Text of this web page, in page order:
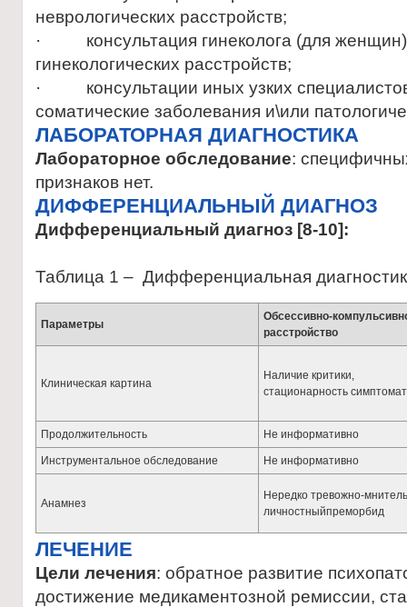
неврологических расстройств;
· консультация гинеколога (для женщин)
гинекологических расстройств;
· консультации иных узких
соматические заболевания и\или
ЛАБОРАТОРНАЯ ДИАГНОСТИКА
Лабораторное обследование:
признаков нет.
ДИФФЕРЕНЦИАЛЬНЫЙ ДИАГНОЗ
Дифференциальный диагноз [8-10]:
Таблица 1 – Дифференциальная
Параметры
Обсессивно-
расстройство
Клиническая картина
Наличие критики,
стационарность
Продолжительность Не информативно
Инструментальное обследование Не информативно
Анамнез
Нередко тревожно-
личностныйпреморбид
ЛЕЧЕНИЕ
Цели лечения: обратное развитие
достижение медикаментозной ремиссии,